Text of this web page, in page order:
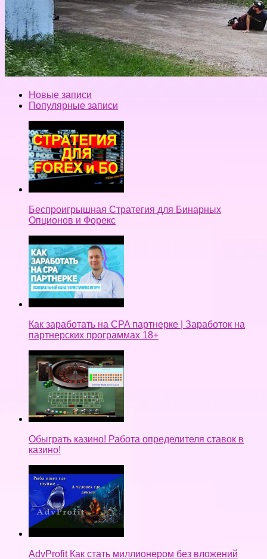
Новые записи
Популярные записи
Беспроигрышная Стратегия для Бинарных
Опционов и Форекс
Как заработать на CPA партнерке | Заработок на
партнерских программах 18+
Обыграть казино! Работа определителя ставок в
казино!
AdvProfit Как стать миллионером без вложений